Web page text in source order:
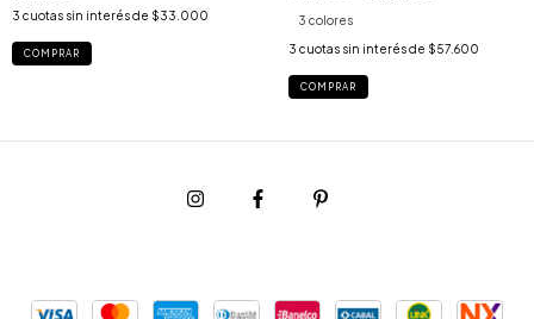
3 cuotas sin interés de $33.000
COMPRAR
3 colores
3 cuotas sin interés de $57.600
COMPRAR